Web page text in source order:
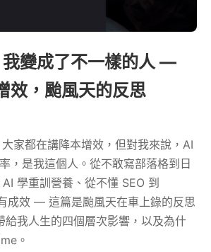
變成了不一樣的人 —
效，颱風天的反思
家都在講降本增效，但對我來說，AI
，是我這個人。從不敢寫部落格到日
學重訓營養、從不懂 SEO 到
成效 — 這篇是颱風天在車上錄的反思
給我人生的四個層次影響，以及為什
。